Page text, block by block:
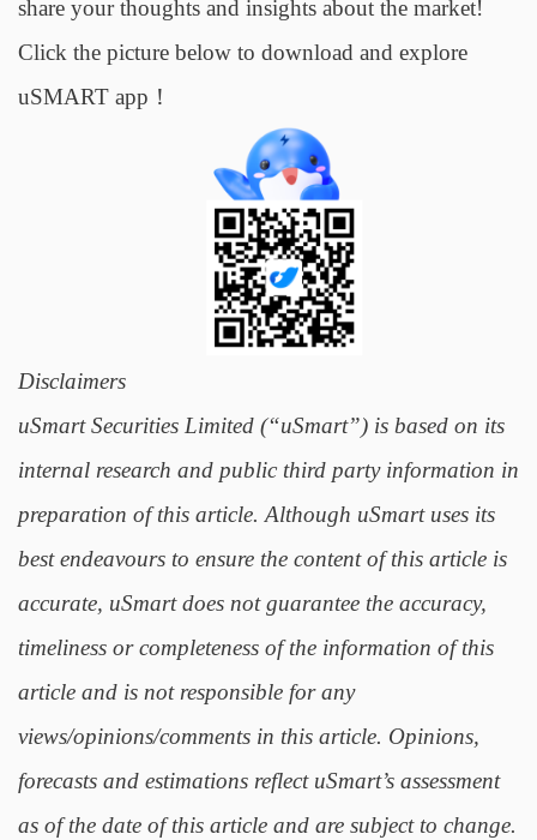
share your thoughts and insights about the market!
Click the picture below to download and explore
uSMART app！
Disclaimers
uSmart Securities Limited (“uSmart”) is based on its
internal research and public third party information in
preparation of this article. Although uSmart uses its
best endeavours to ensure the content of this article is
accurate, uSmart does not guarantee the accuracy,
timeliness or completeness of the information of this
article and is not responsible for any
views/opinions/comments in this article. Opinions,
forecasts and estimations reflect uSmart’s assessment
as of the date of this article and are subject to change.